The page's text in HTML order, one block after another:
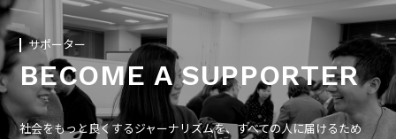
サポーター
BECOME A SUPPORTER
社会をもっと良くするジャーナリズムを、すべての人に届けるため